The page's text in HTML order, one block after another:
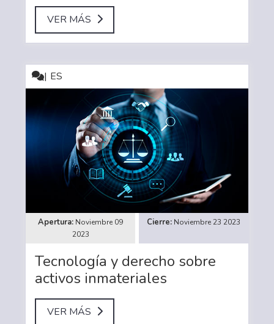
VER MÁS
ES
Noviembre 09
2023
Noviembre 23 2023
Tecnología y derecho sobre
activos inmateriales
VER MÁS